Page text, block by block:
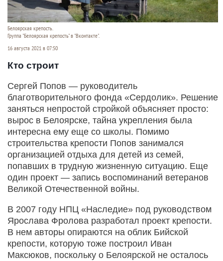
Белоярская крепость.
Группа "Белоярская крепость" в "Вконтакте".
16 августа 2021 в 07:50
Кто строит
Сергей Попов — руководитель
благотворительного фонда «Сердолик». Решение
заняться непростой стройкой объясняет просто:
вырос в Белоярске, тайна укрепления была
интересна ему еще со школы. Помимо
строительства крепости Попов занимался
организацией отдыха для детей из семей,
попавших в трудную жизненную ситуацию. Еще
один проект — запись воспоминаний ветеранов
Великой Отечественной войны.
В 2007 году НПЦ «Наследие» под руководством
Ярослава Фролова разработал проект крепости.
В нем авторы опираются на облик Бийской
крепости, которую тоже построил Иван
Максюков, поскольку о Белоярской не осталось